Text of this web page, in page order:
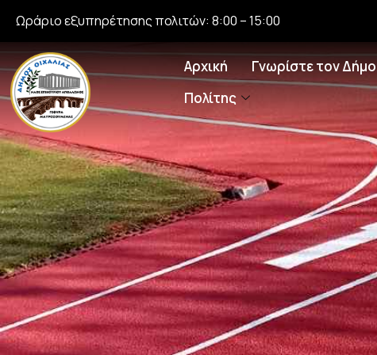
Ωράριο εξυπηρέτησης πολιτών: 8:00 – 15:00
Αρχική Γνωρίστε τον Δήμο
Πολίτης